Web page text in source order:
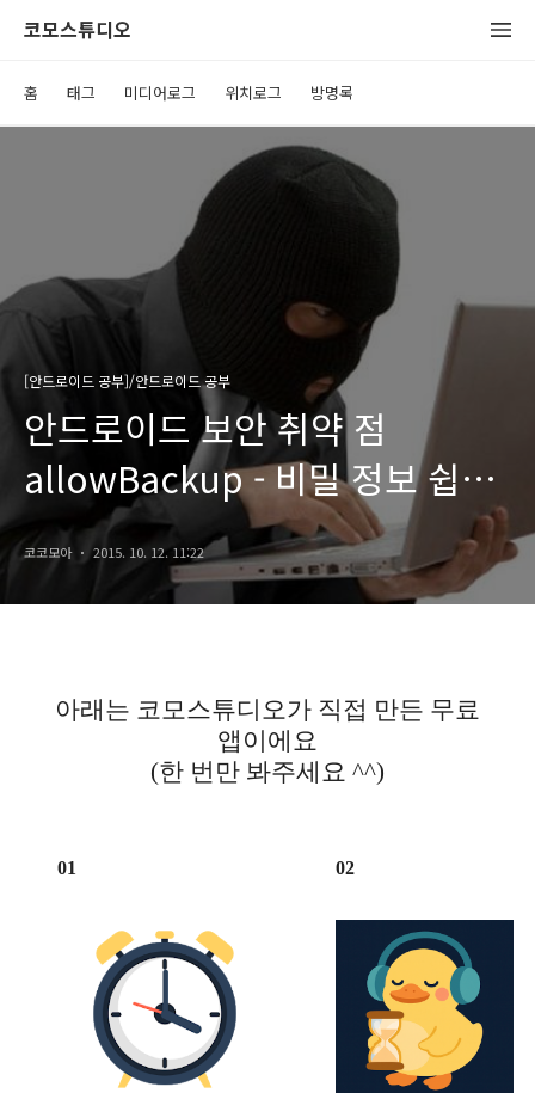
코모스튜디오
홈 태그 미디어로그 위치로그 방명록
[안드로이드 공부]/안드로이드 공부
안드로이드 보안 취약 점
allowBackup - 비밀 정보 쉽게
빼내어 가는 법
코코모아 2015. 10. 12. 11:22
아래는 코모스튜디오가 직접 만든 무료
앱이에요
(한 번만 봐주세요 ^^)
01 02